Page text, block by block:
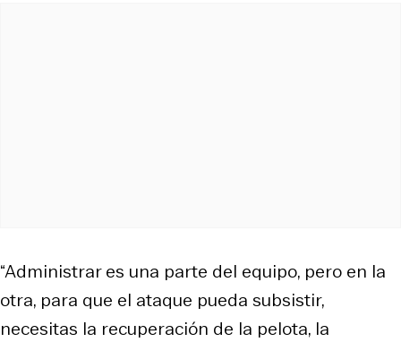
“Administrar es una parte del equipo, pero en la
otra, para que el ataque pueda subsistir,
necesitas la recuperación de la pelota, la